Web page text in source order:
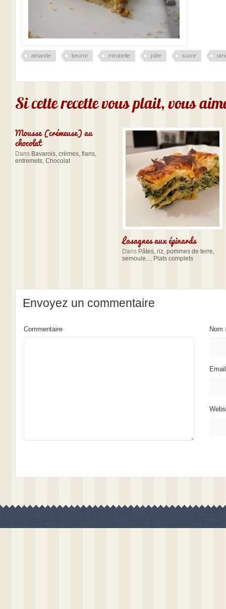
amande beurre mirabelle pâte sucre
Si cette recette vous plait, vous
Mousse (crémeuse) au
chocolat
Dans Bavarois, crèmes, flans,
entremets, Chocolat
Lasagnes aux épinards
Dans Pâtes, riz, pommes de terre,
semoule..., Plats complets
Envoyez un commentaire
Nom
Commentaire